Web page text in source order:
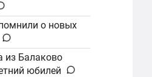
о новых
из Балаково
юбилей